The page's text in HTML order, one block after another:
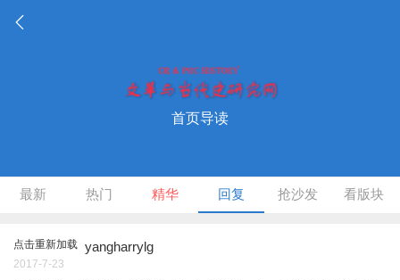
首页导读
最新 热门 精华 回复 抢沙发 看版块
点击重新加载 yangharrylg
2017-7-23